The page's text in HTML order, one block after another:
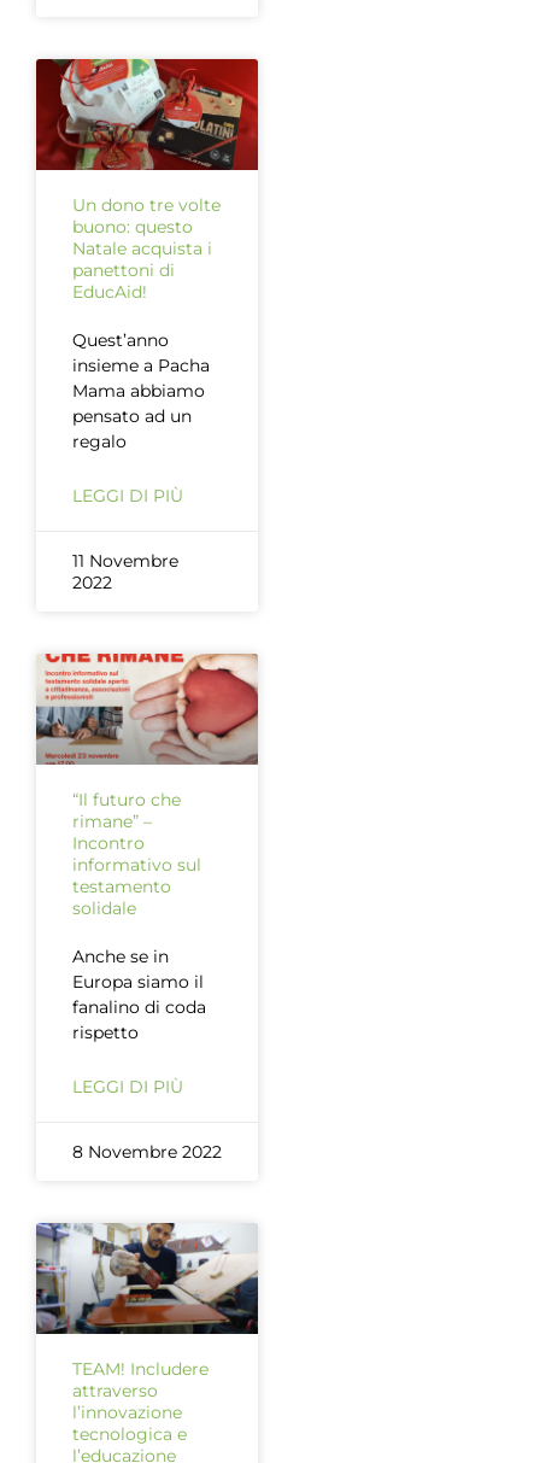
Un dono tre volte
buono: questo
Natale acquista i
panettoni di
EducAid!
Quest’anno
insieme a Pacha
Mama abbiamo
pensato ad un
regalo
LEGGI DI PIÙ
11 Novembre
2022
“Il futuro che
rimane” –
Incontro
informativo sul
testamento
solidale
Anche se in
Europa siamo il
fanalino di coda
rispetto
LEGGI DI PIÙ
8 Novembre 2022
TEAM! Includere
attraverso
l’innovazione
tecnologica e
l’educazione